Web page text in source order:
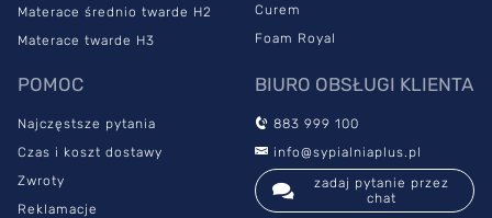
Materace średnio twarde H2
Materace twarde H3
Curem
Foam Royal
POMOC
Najczęstsze pytania
Czas i koszt dostawy
Zwroty
Reklamacje
BIURO OBSŁUGI KLIENTA
883 999 100
info@sypialniaplus.pl
zadaj pytanie przez
chat